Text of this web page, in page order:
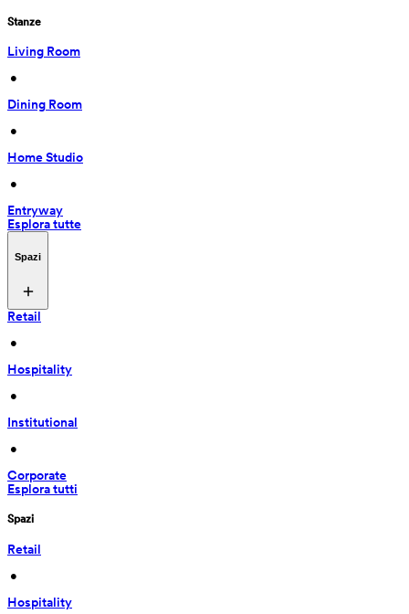
Stanze
Living Room
•
Dining Room
•
Home Studio
•
Entryway
Esplora tutte
Spazi
Retail
•
Hospitality
•
Institutional
•
Corporate
Esplora tutti
Spazi
Retail
•
Hospitality